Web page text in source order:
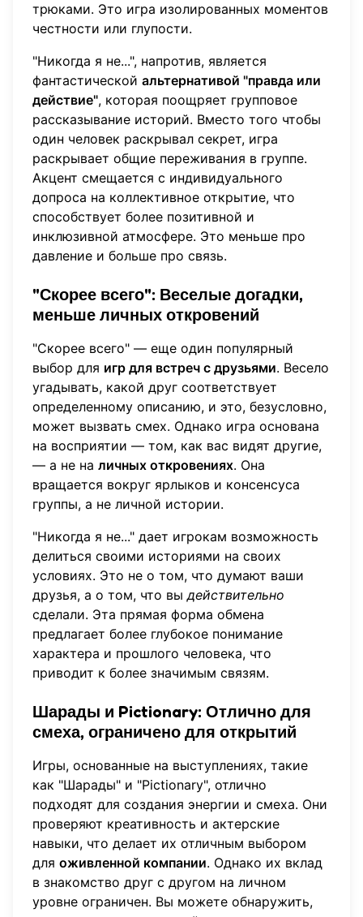
трюками. Это игра изолированных моментов
честности или глупости.
"Никогда я не...", напротив, является
фантастической альтернативой "правда или
действие", которая поощряет групповое
рассказывание историй. Вместо того чтобы
один человек раскрывал секрет, игра
раскрывает общие переживания в группе.
Акцент смещается с индивидуального
допроса на коллективное открытие, что
способствует более позитивной и
инклюзивной атмосфере. Это меньше про
давление и больше про связь.
"Скорее всего": Веселые догадки,
меньше личных откровений
"Скорее всего" — еще один популярный
выбор для игр для встреч с друзьями. Весело
угадывать, какой друг соответствует
определенному описанию, и это, безусловно,
может вызвать смех. Однако игра основана
на восприятии — том, как вас видят другие,
— а не на личных откровениях. Она
вращается вокруг ярлыков и консенсуса
группы, а не личной истории.
"Никогда я не..." дает игрокам возможность
делиться своими историями на своих
условиях. Это не о том, что думают ваши
друзья, а о том, что выдействительно
сделали. Эта прямая форма обмена
предлагает более глубокое понимание
характера и прошлого человека, что
приводит к более значимым связям.
Шарады и Pictionary: Отлично для
смеха, ограничено для открытий
Игры, основанные на выступлениях, такие
как "Шарады" и "Pictionary", отлично
подходят для создания энергии и смеха. Они
проверяют креативность и актерские
навыки, что делает их отличным выбором
для оживленной компании. Однако их вклад
в знакомство друг с другом на личном
уровне ограничен. Вы можете обнаружить,